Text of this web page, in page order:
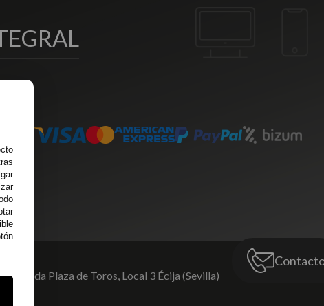
Avenida Plaza de Toros, Local 3 Écija (Sevilla)